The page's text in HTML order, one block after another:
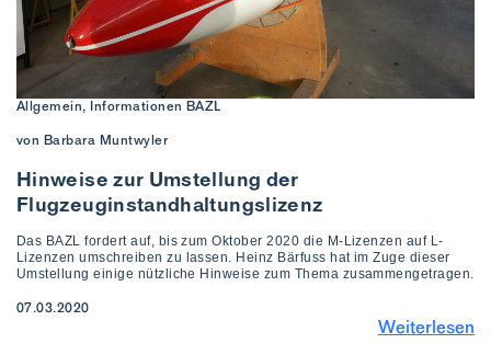
Allgemein, Informationen BAZL
von Barbara Muntwyler
Hinweise zur Umstellung der
Flugzeuginstandhaltungslizenz
Das BAZL fordert auf, bis zum Oktober 2020 die M-Lizenzen auf L-
Lizenzen umschreiben zu lassen. Heinz Bärfuss hat im Zuge dieser
Umstellung einige nützliche Hinweise zum Thema zusammengetragen.
07.03.2020
Weiterlesen